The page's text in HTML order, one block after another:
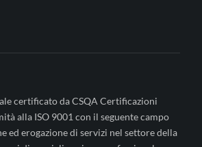
certificato da CSQA Certificazioni
alla ISO 9001 con il seguente campo
ed erogazione di servizi nel settore della